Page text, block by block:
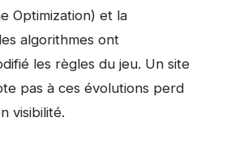
Optimization) et la
algorithmes ont
les règles du jeu. Un site
pas à ces évolutions perd
visibilité.